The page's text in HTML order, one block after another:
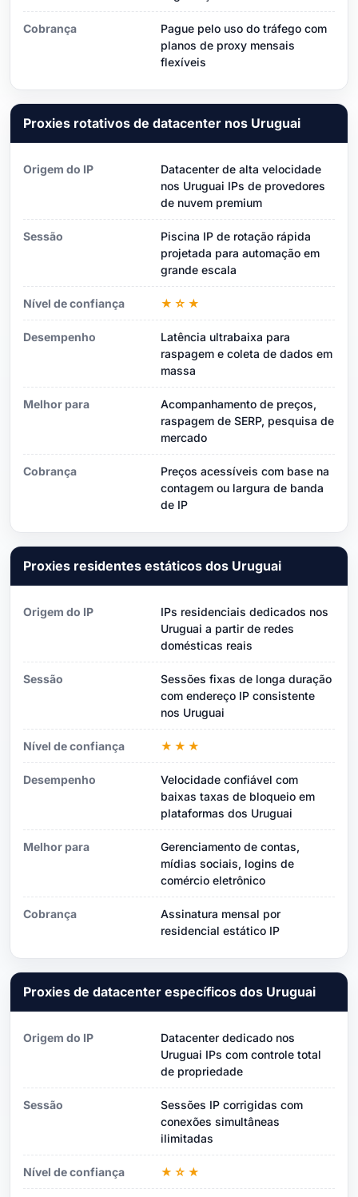
Cobrança
Pague pelo uso do tráfego com
planos de proxy mensais
flexíveis
Proxies rotativos de datacenter nos Uruguai
Origem do IP
Datacenter de alta velocidade
nos Uruguai IPs de provedores
de nuvem premium
Sessão
Piscina IP de rotação rápida
projetada para automação em
grande escala
Nível de confiança ★☆★
Desempenho
Latência ultrabaixa para
raspagem e coleta de dados em
massa
Melhor para
Acompanhamento de preços,
raspagem de SERP, pesquisa de
mercado
Cobrança
Preços acessíveis com base na
contagem ou largura de banda
de IP
Proxies residentes estáticos dos Uruguai
Origem do IP
IPs residenciais dedicados nos
Uruguai a partir de redes
domésticas reais
Sessão
Sessões fixas de longa duração
com endereço IP consistente
nos Uruguai
Nível de confiança ★★★
Desempenho
Velocidade confiável com
baixas taxas de bloqueio em
plataformas dos Uruguai
Melhor para
Gerenciamento de contas,
mídias sociais, logins de
comércio eletrônico
Cobrança
Assinatura mensal por
residencial estático IP
Proxies de datacenter específicos dos Uruguai
Origem do IP
Datacenter dedicado nos
Uruguai IPs com controle total
de propriedade
Sessão
Sessões IP corrigidas com
conexões simultâneas
ilimitadas
Nível de confiança ★☆★